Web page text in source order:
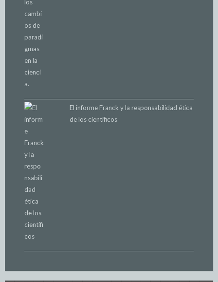
El informe Franck y la responsabilidad ética
de los científicos